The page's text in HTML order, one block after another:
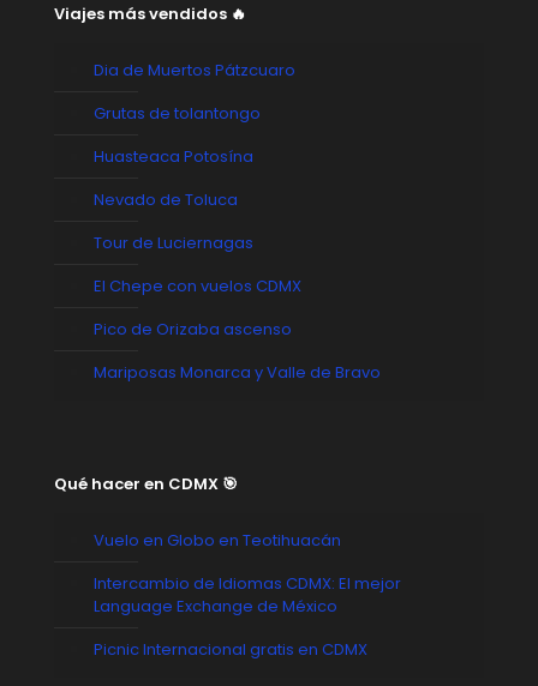
Viajes más vendidos 🔥
Dia de Muertos Pátzcuaro
Grutas de tolantongo
Huasteaca Potosína
Nevado de Toluca
Tour de Luciernagas
El Chepe con vuelos CDMX
Pico de Orizaba ascenso
Mariposas Monarca y Valle de Bravo
Qué hacer en CDMX 🎯
Vuelo en Globo en Teotihuacán
Intercambio de Idiomas CDMX: El mejor
Language Exchange de México
Picnic Internacional gratis en CDMX